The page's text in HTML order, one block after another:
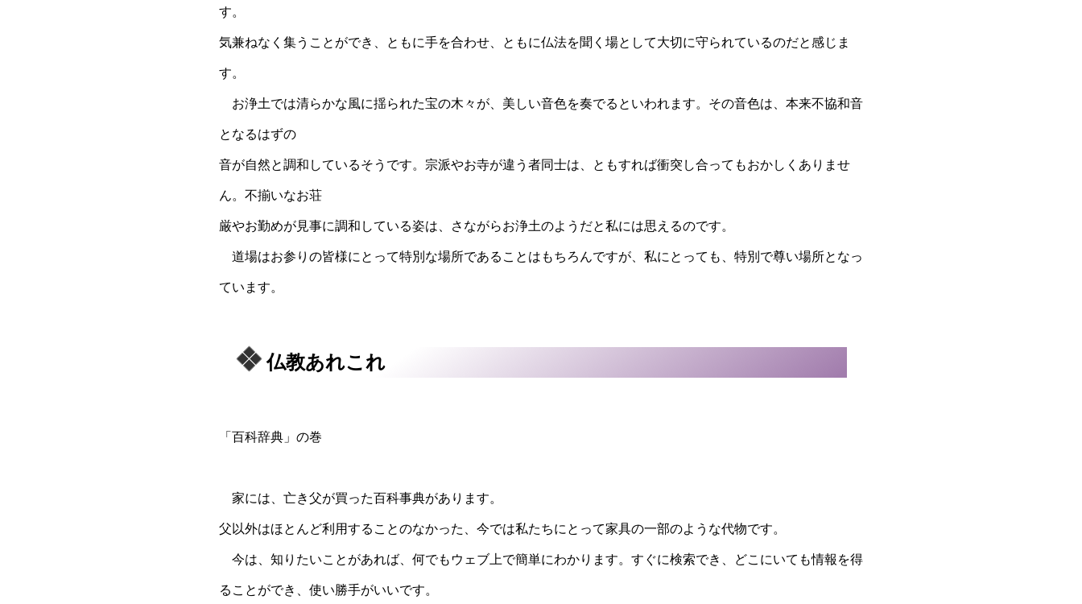
す。
気兼ねなく集うことができ、ともに手を合わせ、ともに仏法を聞く場として大切に守られているのだと感じま
す。
お浄土では清らかな風に揺られた宝の木々が、美しい音色を奏でるといわれます。その音色は、本来不協和音
となるはずの
音が自然と調和しているそうです。宗派やお寺が違う者同士は、ともすれば衝突し合ってもおかしくありませ
ん。不揃いなお荘
厳やお勤めが見事に調和している姿は、さながらお浄土のようだと私には思えるのです。
道場はお参りの皆様にとって特別な場所であることはもちろんですが、私にとっても、特別で尊い場所となっ
ています。
仏教あれこれ
「百科辞典」の巻
家には、亡き父が買った百科事典があります。
父以外はほとんど利用することのなかった、今では私たちにとって家具の一部のような代物です。
今は、知りたいことがあれば、何でもウェブ上で簡単にわかります。すぐに検索でき、どこにいても情報を得
ることができ、使い勝手がいいです。